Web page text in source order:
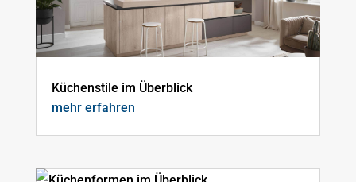
Küchenstile im Überblick
mehr erfahren